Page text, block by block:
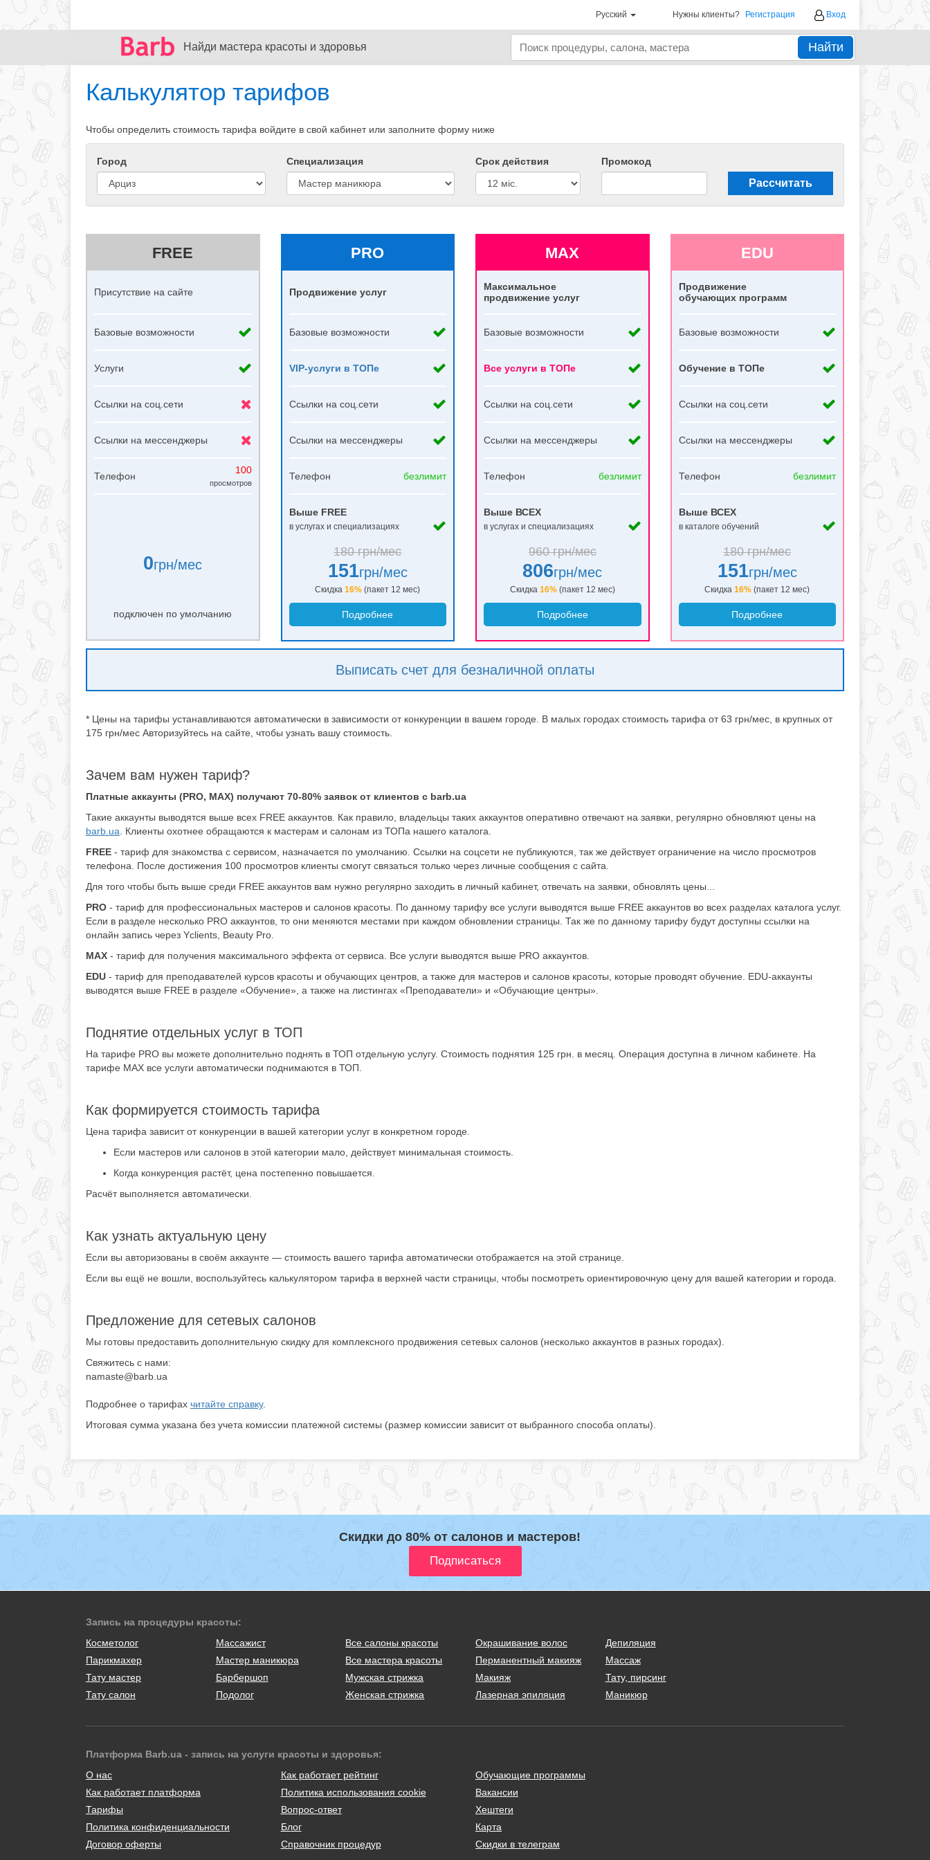
Русский Нужны клиенты? Регистрация Вход
Найди мастера красоты и здоровья Найти
Калькулятор тарифов
Чтобы определить стоимость тарифа войдите в свой кабинет или заполните форму ниже
Город Специализация Срок действия Промокод
Рассчитать
FREE
Присутствие на сайте
Базовые возможности
Услуги
Ссылки на соц.сети
Ссылки на мессенджеры
Телефон
100
просмотров
0грн/мес
подключен по умолчанию
PRO
Продвижение услуг
Базовые возможности
VIP-услуги в ТОПе
Ссылки на соц.сети
Ссылки на мессенджеры
Телефон безлимит
Выше FREE
в услугах и специализациях
180 грн/мес
151грн/мес
Скидка16% (пакет 12 мес)
Подробнее
MAX
Максимальное
продвижение услуг
Базовые возможности
Все услуги в ТОПе
Ссылки на соц.сети
Ссылки на мессенджеры
Телефон безлимит
Выше ВСЕХ
в услугах и специализациях
960 грн/мес
806грн/мес
Скидка 16%(пакет 12 мес)
Подробнее
EDU
Продвижение
обучающих программ
Базовые возможности
Обучение в ТОПе
Ссылки на соц.сети
Ссылки на мессенджеры
Телефон безлимит
Выше ВСЕХ
в каталоге обучений
180 грн/мес
151грн/мес
Скидка16% (пакет 12 мес)
Подробнее
Выписать счет для безналичной оплаты
* Цены на тарифы устанавливаются автоматически в зависимости от конкуренции в вашем городе. В малых городах стоимость тарифа от 63 грн/мес, в крупных от
175 грн/мес Авторизуйтесь на сайте, чтобы узнать вашу стоимость.
Зачем вам нужен тариф?
Платные аккаунты (PRO, MAX) получают 70-80% заявок от клиентов с barb.ua
Такие аккаунты выводятся выше всех FREE аккаунтов. Как правило, владельцы таких аккаунтов оперативно отвечают на заявки, регулярно обновляют цены на
barb.ua . Клиенты охотнее обращаются к мастерам и салонам из ТОПа нашего каталога.
FREE - тариф для знакомства с сервисом, назначается по умолчанию. Ссылки на соцсети не публикуются, так же действует ограничение на число просмотров
телефона. После достижения 100 просмотров клиенты смогут связаться только через личные сообщения с сайта.
Для того чтобы быть выше среди FREE аккаунтов вам нужно регулярно заходить в личный кабинет, отвечать на заявки, обновлять цены...
PRO - тариф для профессиональных мастеров и салонов красоты. По данному тарифу все услуги выводятся выше FREE аккаунтов во всех разделах каталога услуг.
Если в разделе несколько PRO аккаунтов, то они меняются местами при каждом обновлении страницы. Так же по данному тарифу будут доступны ссылки на
онлайн запись через Yclients, Beauty Pro.
MAX - тариф для получения максимального эффекта от сервиса. Все услуги выводятся выше PRO аккаунтов.
EDU - тариф для преподавателей курсов красоты и обучающих центров, а также для мастеров и салонов красоты, которые проводят обучение. EDU-аккаунты
выводятся выше FREE в разделе «Обучение», а также на листингах «Преподаватели» и «Обучающие центры».
Поднятие отдельных услуг в ТОП
На тарифе PRO вы можете дополнительно поднять в ТОП отдельную услугу. Стоимость поднятия 125 грн. в месяц. Операция доступна в личном кабинете. На
тарифе MAX все услуги автоматически поднимаются в ТОП.
Как формируется стоимость тарифа
Цена тарифа зависит от конкуренции в вашей категории услуг в конкретном городе.
Если мастеров или салонов в этой категории мало, действует минимальная стоимость.
Когда конкуренция растёт, цена постепенно повышается.
Расчёт выполняется автоматически.
Как узнать актуальную цену
Если вы авторизованы в своём аккаунте — стоимость вашего тарифа автоматически отображается на этой странице.
Если вы ещё не вошли, воспользуйтесь калькулятором тарифа в верхней части страницы, чтобы посмотреть ориентировочную цену для вашей категории и города.
Предложение для сетевых салонов
Мы готовы предоставить дополнительную скидку для комплексного продвижения сетевых салонов (несколько аккаунтов в разных городах).
Свяжитесь с нами:
namaste@barb.ua
Подробнее о тарифах читайте справку.
Итоговая сумма указана без учета комиссии платежной системы (размер комиссии зависит от выбранного способа оплаты).
Скидки до 80% от салонов и мастеров!
Запись на процедуры красоты:
Косметолог
Массажист
Парикмахер
Мастер маникюра
Тату мастер
Барбершоп
Тату салон
Подолог
Все салоны красоты
Все мастера красоты
Мужская стрижка
Женская стрижка
Окрашивание волос
Перманентный макияж
Макияж
Лазерная эпиляция
Депиляция
Массаж
Тату, пирсинг
Маникюр
Платформа Barb.ua - запись на услуги красоты и здоровья:
О нас
Как работает платформа
Тарифы
Политика конфиденциальности
Договор оферты
Как работает рейтинг
Политика использования cookie
Вопрос-ответ
Блог
Справочник процедур
Обучающие программы
Вакансии
Хештеги
Карта
Скидки в телеграм